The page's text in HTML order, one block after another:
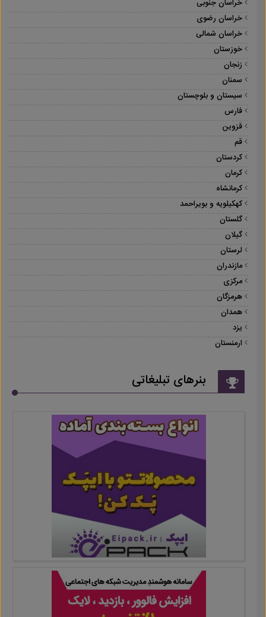
خراسان جنوبی
خراسان رضوی
خراسان شمالی
خوزستان
زنجان
سمنان
سیستان و بلوچستان
فارس
قزوین
قم
کردستان
کرمان
کرمانشاه
کهکیلویه و بویراحمد
گلستان
گیلان
لرستان
مازندران
مرکزی
هرمزگان
همدان
یزد
ارمنستان
بنرهای تبلیغاتی